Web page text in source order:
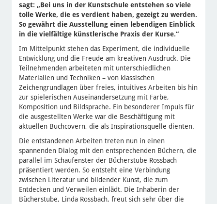
sagt: „Bei uns in der Kunstschule entstehen so viele
tolle Werke, die es verdient haben, gezeigt zu werden.
So gewährt die Ausstellung einen lebendigen Einblick
in die vielfältige künstlerische Praxis der Kurse.“
Im Mittelpunkt stehen das Experiment, die individuelle
Entwicklung und die Freude am kreativen Ausdruck. Die
Teilnehmenden arbeiteten mit unterschiedlichen
Materialien und Techniken – von klassischen
Zeichengrundlagen über freies, intuitives Arbeiten bis hin
zur spielerischen Auseinandersetzung mit Farbe,
Komposition und Bildsprache. Ein besonderer Impuls für
die ausgestellten Werke war die Beschäftigung mit
aktuellen Buchcovern, die als Inspirationsquelle dienten.
Die entstandenen Arbeiten treten nun in einen
spannenden Dialog mit den entsprechenden Büchern, die
parallel im Schaufenster der Bücherstube Rossbach
präsentiert werden. So entsteht eine Verbindung
zwischen Literatur und bildender Kunst, die zum
Entdecken und Verweilen einlädt. Die Inhaberin der
Bücherstube, Linda Rossbach, freut sich sehr über die